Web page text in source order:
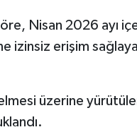
Nisan 2026 ayı
izinsiz erişim
üzerine